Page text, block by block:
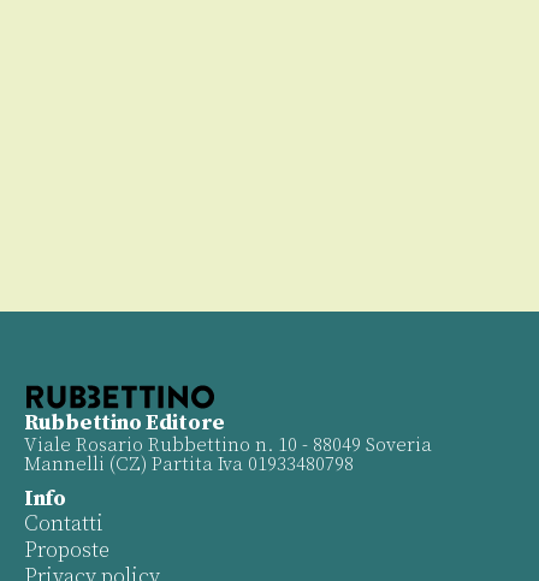
Rubbettino Editore
Viale Rosario Rubbettino n. 10 - 88049 Soveria
Mannelli (CZ) Partita Iva 01933480798
Info
Contatti
Proposte